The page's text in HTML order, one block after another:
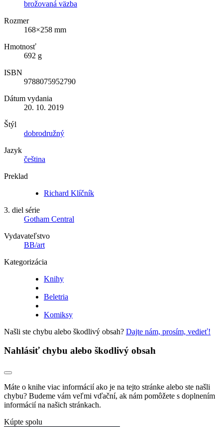
brožovaná väzba
Rozmer
168×258 mm
Hmotnosť
692 g
ISBN
9788075952790
Dátum vydania
20. 10. 2019
Štýl
dobrodružný
Jazyk
čeština
Preklad
Richard Klíčník
3. diel série
Gotham Central
Vydavateľstvo
BB/art
Kategorizácia
Knihy
Beletria
Komiksy
Našli ste chybu alebo škodlivý obsah? Dajte nám, prosím, vedieť!
Nahlásiť chybu alebo škodlivý obsah
Máte o knihe viac informácií ako je na tejto stránke alebo ste našli
chybu? Budeme vám veľmi vďační, ak nám pomôžete s doplnením
informácií na našich stránkach.
Kúpte spolu